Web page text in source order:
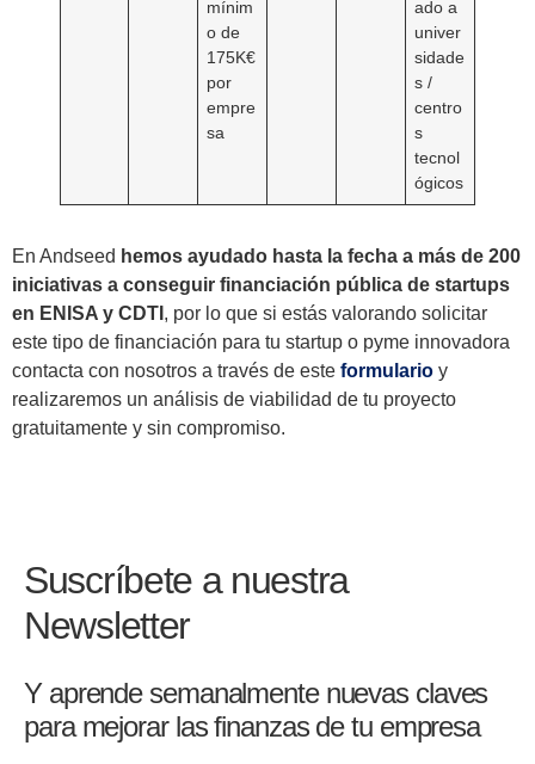
mínim
o de
175K€
por
empre
sa
ado a
univer
sidade
s /
centro
s
tecnol
ógicos
En Andseed hemos ayudado hasta la fecha a más de 200
iniciativas a conseguir financiación pública de startups
en ENISA y CDTI , por lo que si estás valorando solicitar
este tipo de financiación para tu startup o pyme innovadora
contacta con nosotros a través de este formulario y
realizaremos un análisis de viabilidad de tu proyecto
gratuitamente y sin compromiso.
Suscríbete a nuestra
Newsletter
Y aprende semanalmente nuevas claves
para mejorar las finanzas de tu empresa